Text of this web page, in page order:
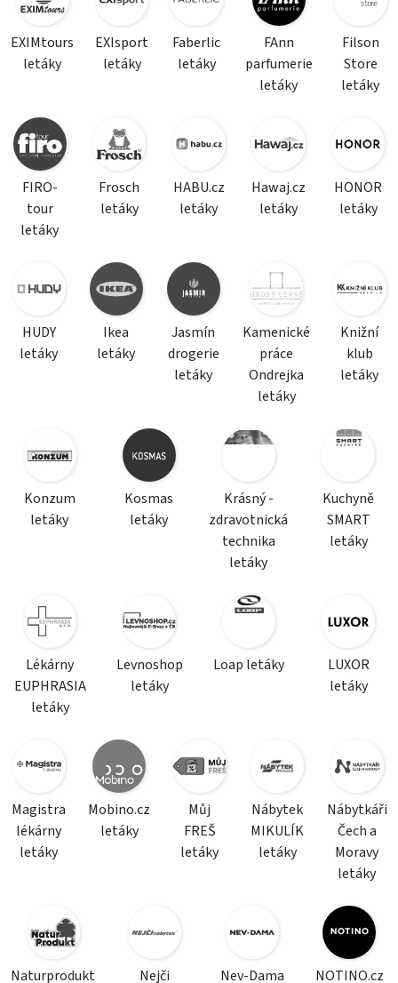
EXIMtours
letáky
EXIsport
letáky
Faberlic
letáky
FAnn
parfumerie
letáky
Filson
Store
letáky
FIRO-
tour
letáky
Frosch
letáky
HABU.cz
letáky
Hawaj.cz
letáky
HONOR
letáky
HUDY
letáky
Ikea
letáky
Jasmín
drogerie
letáky
Kamenické
práce
Ondrejka
letáky
Knižní
klub
letáky
Konzum
letáky
Kosmas
letáky
Krásný -
zdravotnická
technika
letáky
Kuchyně
SMART
letáky
Lékárny
EUPHRASIA
letáky
Levnoshop
letáky
Loap letáky
LUXOR
letáky
Magistra
lékárny
letáky
Mobino.cz
letáky
Můj
FREŠ
letáky
Nábytek
MIKULÍK
letáky
Nábytkáři
Čech a
Moravy
letáky
Naturprodukt Nejči Nev-Dama NOTINO.cz